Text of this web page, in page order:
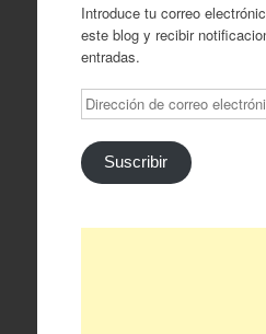
Introduce tu correo
este blog y recibir
entradas.
Dirección
de
correo
electrónico
Suscribir